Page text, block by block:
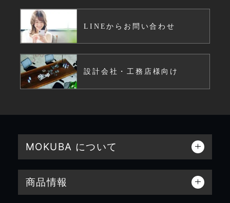
LINEからお問い合わせ
設計会社・工務店様向け
MOKUBA について
商品情報